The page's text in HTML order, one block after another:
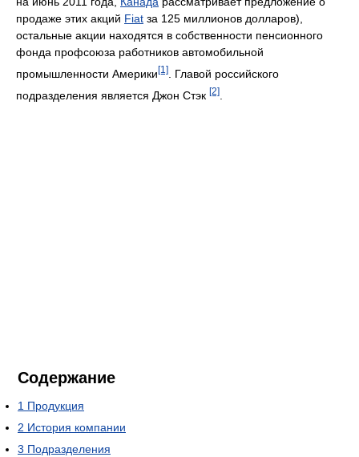
продаже этих акций Fiat за 125 миллионов долларов),
остальные акции находятся в собственности пенсионного
фонда профсоюза работников автомобильной
промышленности Америки[1]
. Главой российского
подразделения является Джон Стэк [2]
Содержание
1 Продукция
2 История компании
3 Подразделения